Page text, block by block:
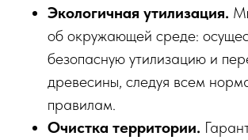
Экологичная утилизация.
об окружающей среде:
безопасную утилизацию и
древесины, следуя всем
правилам.
Очистка территории.